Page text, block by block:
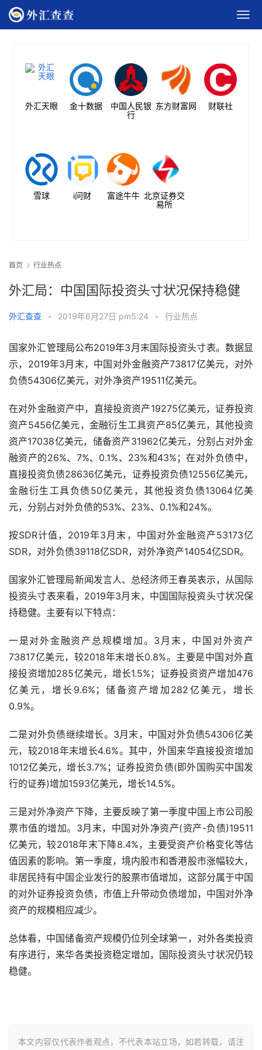
外汇天眼 金十数据
中国人民银
行
东方财富网 财联社
雪球 i问财 富途牛牛 北京证券交
易所
首页 行业热点
外汇局：中国国际投资头寸状况保持稳健
外汇查查 • 2019年6月27日 pm5:24 • 行业热点
国家外汇管理局公布2019年3月末国际投资头寸表。数据显
示，2019年3月末，中国对外金融资产73817亿美元，对外
负债54306亿美元，对外净资产19511亿美元。
在对外金融资产中，直接投资资产19275亿美元，证券投资
资产5456亿美元，金融衍生工具资产85亿美元，其他投资
资产17038亿美元，储备资产31962亿美元，分别占对外金
融资产的26%、7%、0.1%、23%和43%；在对外负债中，
直接投资负债28636亿美元，证券投资负债12556亿美元，
金融衍生工具负债50亿美元，其他投资负债13064亿美
元，分别占对外负债的53%、23%、0.1%和24%。
按SDR计值，2019年3月末，中国对外金融资产53173亿
SDR，对外负债39118亿SDR，对外净资产14054亿SDR。
国家外汇管理局新闻发言人、总经济师王春英表示，从国际
投资头寸表来看，2019年3月末，中国国际投资头寸状况保
持稳健。主要有以下特点：
一是对外金融资产总规模增加。3月末，中国对外资产
73817亿美元，较2018年末增长0.8%。主要是中国对外直
接投资增加285亿美元，增长1.5%；证券投资资产增加476
亿美元，增长9.6%；储备资产增加282亿美元，增长
0.9%。
二是对外负债继续增长。3月末，中国对外负债54306亿美
元，较2018年末增长4.6%。其中，外国来华直接投资增加
1012亿美元，增长3.7%；证券投资负债(即外国购买中国发
行的证券)增加1593亿美元，增长14.5%。
三是对外净资产下降，主要反映了第一季度中国上市公司股
票市值的增加。3月末，中国对外净资产(资产-负债)19511
亿美元，较2018年末下降8.4%，主要受资产价格变化等估
值因素的影响。第一季度，境内股市和香港股市涨幅较大，
非居民持有中国企业发行的股票市值增加，这部分属于中国
的对外证券投资负债，市值上升带动负债增加，中国对外净
资产的规模相应减少。
总体看，中国储备资产规模仍位列全球第一，对外各类投资
有序进行，来华各类投资稳定增加，国际投资头寸状况仍较
稳健。
本文内容仅代表作者观点，不代表本站立场，如若转载，请注